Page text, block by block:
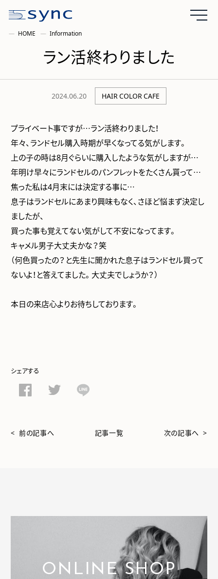
HOME Information
ラン活終わりました
2024.06.20 HAIR COLOR CAFE
プライベート事ですが…ラン活終わりました！
年々、ランドセル購入時期が早くなってる気がします。
上の子の時は8月ぐらいに購入したような気がしますが…
年明け早々にランドセルのパンフレットをたくさん貰って…
焦った私は4月末には決定する事に…
息子はランドセルにあまり興味もなく、さほど悩まず決定し
ましたが、
買った事も覚えてない気がして不安になってます。
キャメル男子大丈夫かな？笑
（何色買ったの？と先生に聞かれた息子はランドセル買って
ないよ！と答えてました。大丈夫でしょうか？）
本日の来店心よりお待ちしております。
シェアする
< 前の記事へ 記事一覧 次の記事へ >
ONLINE SHOP